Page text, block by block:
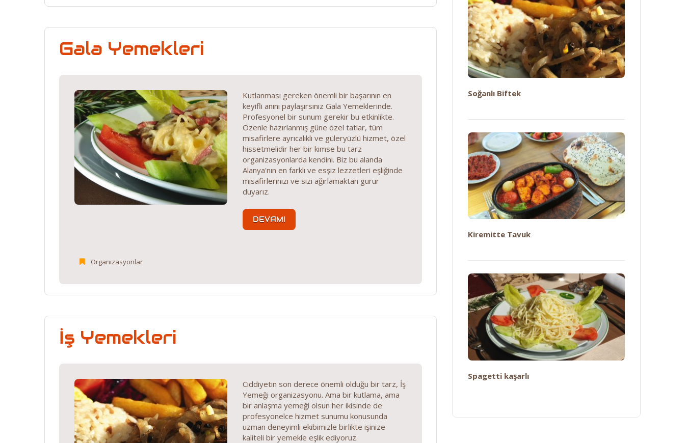
Gala Yemekleri
Kutlanması gereken önemli bir başarının en
keyifli anını paylaşırsınız Gala Yemeklerinde.
Profesyonel bir sunum gerekir bu etkinlikte.
Özenle hazırlanmış güne özel tatlar, tüm
misafirlere ayrıcalıklı ve güleryüzlü hizmet, özel
hissetmelidir her bir kimse bu tarz
organizasyonlarda kendini. Biz bu alanda
Alanya'nın en farklı ve esşiz lezzetleri eşliğinde
misafirlerinizi ve sizi ağırlamaktan gurur
duyarız.
DEVAMI
Organizasyonlar
İş Yemekleri
Ciddiyetin son derece önemli olduğu bir tarz, İş
Yemeği organizasyonu. Ama bir kutlama, ama
bir anlaşma yemeği olsun her ikisinde de
profesyonelce hizmet sunumu konusunda
uzman deneyimli ekibimizle birlikte işinize
kaliteli bir yemekle eşlik ediyoruz.
Soğanlı Biftek
Kiremitte Tavuk
Spagetti kaşarlı